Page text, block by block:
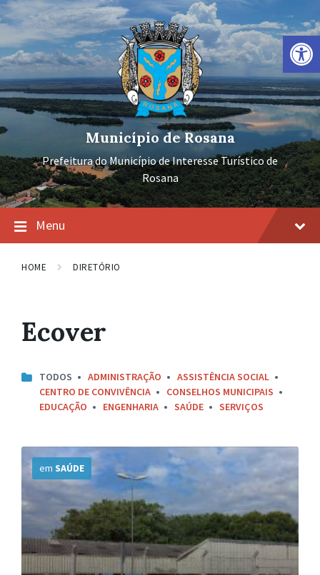
Barra de Ferramentas Aberta
Ir
para
conteúdo
Pular
para
navegação
principal
Pular
para
rodapé
Município de Rosana
Prefeitura do Município de Interesse Turístico de
Rosana
Menu
HOME DIRETÓRIO
Ecover
TODOS ADMINISTRAÇÃO
ASSISTÊNCIA SOCIAL
CENTRO DE CONVIVÊNCIA
CONSELHOS MUNICIPAIS
EDUCAÇÃO
ENGENHARIA SAÚDE SERVIÇOS
em SAÚDE
Mais
Informações